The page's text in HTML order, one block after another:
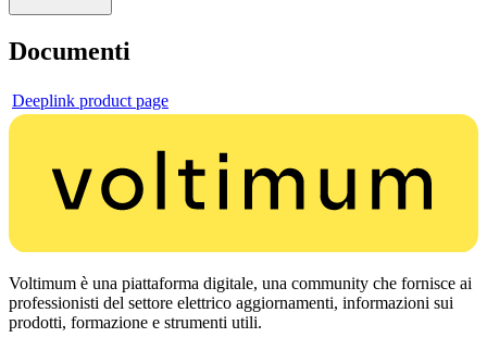
Documenti
Deeplink product page
Voltimum è una piattaforma digitale, una community che fornisce ai
professionisti del settore elettrico aggiornamenti, informazioni sui
prodotti, formazione e strumenti utili.